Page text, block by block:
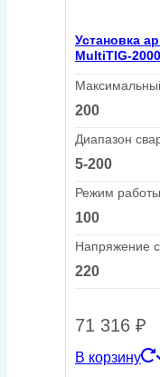
Установка
MultiTIG-
200
Диапазон
5-200
Режим
100
Напряжение
220
71 316 ₽
В корзину